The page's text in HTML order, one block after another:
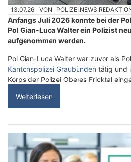
13.07.26 VON POLIZEI.NEWS
Anfangs Juli 2026 konnte bei der
Pol Gian-Luca Walter ein Polizist
aufgenommen werden.
Pol Gian-Luca Walter war zuvor als
Kantonspolizei Graubünden tätig und
Korps der Polizei Oberes Fricktal
Weiterlesen